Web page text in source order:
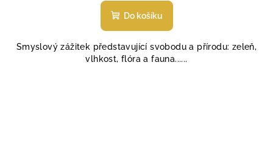
Do košíku
Smyslový zážitek představující svobodu a přírodu: zeleň,
vlhkost, flóra a fauna......